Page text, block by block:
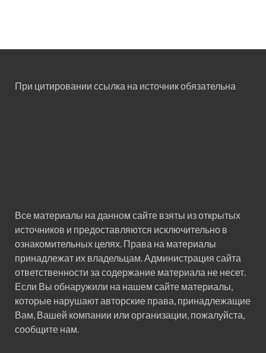
При цитировании ссылка на источник обязательна
Все материалы на данном сайте взяты из открытых
источников и предоставляются исключительно в
ознакомительных целях. Права на материалы
принадлежат их владельцам. Администрация сайта
ответственности за содержание материала не несет.
Если Вы обнаружили на нашем сайте материалы,
которые нарушают авторские права, принадлежащие
Вам, Вашей компании или организации, пожалуйста,
сообщите нам.